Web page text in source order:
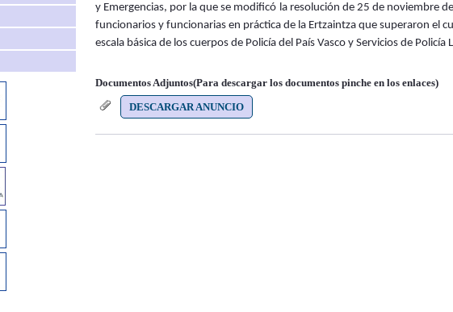
y Emergencias, por la que se modificó la resolución de 25 de noviembre
funcionarios y funcionarias en práctica de la Ertzaintza que superaron el
escala básica de los cuerpos de Policía del País Vasco y Servicios de
Documentos Adjuntos(Para descargar los documentos pinche en los enlaces)
DESCARGAR ANUNCIO